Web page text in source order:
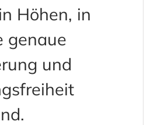
Höhen, in
genaue
und